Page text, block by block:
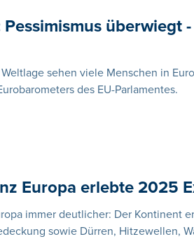
überwiegt
sehen viele Menschen in
des EU-Parlamentes.
Europa erlebte 2025
immer deutlicher: Der Kontinent
sowie Dürren, Hitzewellen,